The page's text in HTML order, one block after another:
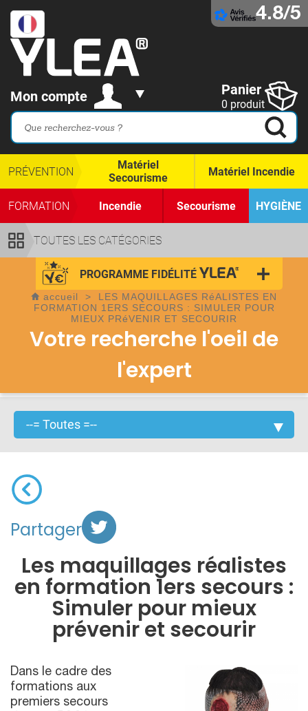
4.8/5
Mon compte Panier
0 produit
TOUTES LES CATÉGORIES
PRÉVENTION
Matériel
Secourisme
Matériel Incendie
FORMATION Incendie Secourisme HYGIÈNE
PROGRAMME FIDÉLITÉ
accueil > LES MAQUILLAGES RéALISTES EN
FORMATION 1ERS SECOURS : SIMULER POUR
MIEUX PRéVENIR ET SECOURIR
Votre recherche l'oeil de
l'expert
Partager
Les maquillages réalistes
en formation 1ers secours :
Simuler pour mieux
prévenir et secourir
Dans le cadre des
formations aux
premiers secours